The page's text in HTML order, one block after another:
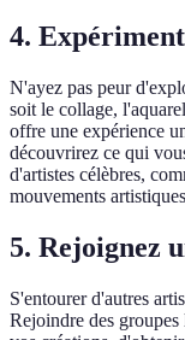
4.
N'ayez pas peur
soit le collage,
offre une expérience
découvrirez ce qui
d'artistes célèbres,
mouvements
5. Rejoignez
S'entourer d'autres
Rejoindre des